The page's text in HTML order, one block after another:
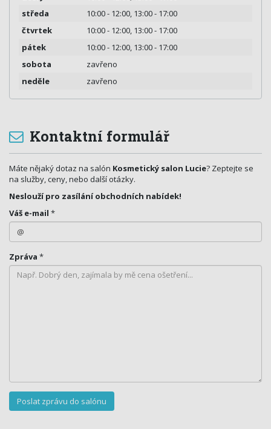
středa
10:00 - 12:00, 13:00 - 17:00
čtvrtek
10:00 - 12:00, 13:00 - 17:00
pátek
10:00 - 12:00, 13:00 - 17:00
sobota
zavřeno
neděle
zavřeno
Kontaktní formulář
Máte nějaký dotaz na salón Kosmetický salon Lucie? Zeptejte se
na služby, ceny, nebo další otázky.
Neslouží pro zasílání obchodních nabídek!
Váš e-mail *
Zpráva *